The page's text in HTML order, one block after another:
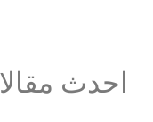
احدث